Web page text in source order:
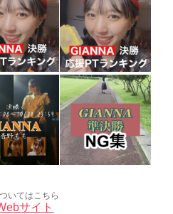
いてはこちら
サイト